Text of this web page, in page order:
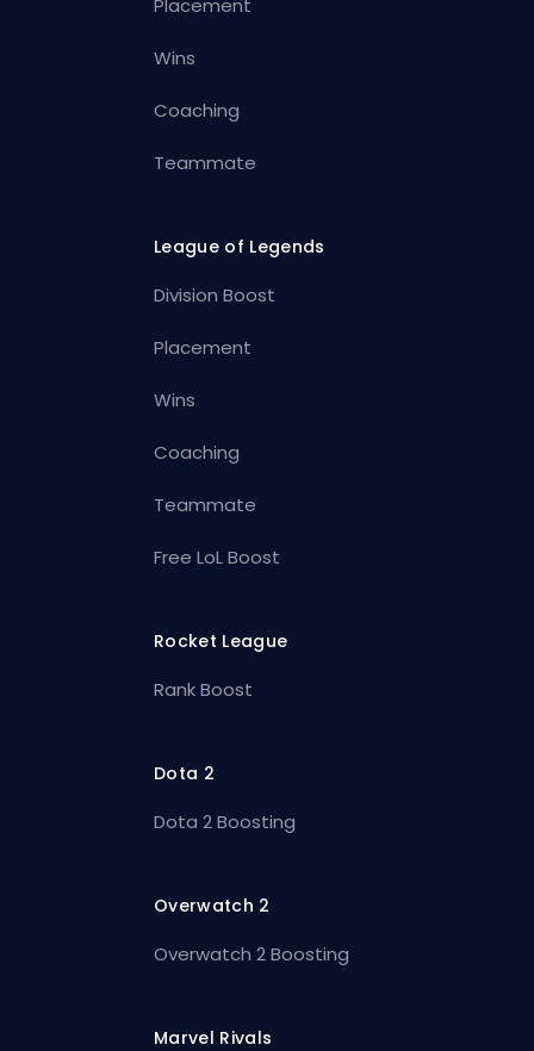
Placement
Wins
Coaching
Teammate
League of Legends
Division Boost
Placement
Wins
Coaching
Teammate
Free LoL Boost
Rocket League
Rank Boost
Dota 2
Dota 2 Boosting
Overwatch 2
Overwatch 2 Boosting
Marvel Rivals